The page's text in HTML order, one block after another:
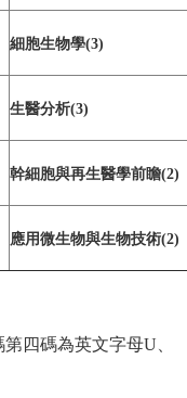
細胞生物學(3)
生醫分析(3)
幹細胞與再生醫學前瞻(2)
應用微生物與生物技術(2)
四碼為英文字母U、